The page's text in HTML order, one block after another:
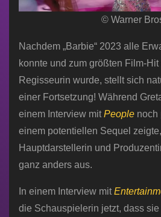
© Warner
Nachdem „Barbie“ 2023 alle
konnte und zum größten Film-
Regisseurin wurde, stellt sich
einer Fortsetzung! Während
einem Interview mit People noch
einem potentiellen Sequel
Hauptdarstellerin und
ganz anders aus.
In einem Interview mit
die Schauspielerin jetzt, dass